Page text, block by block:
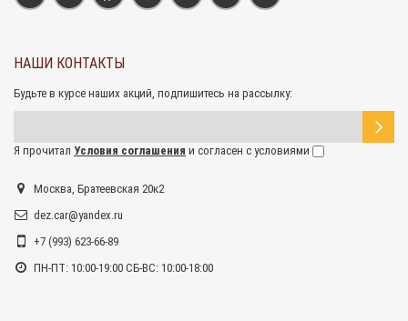
НАШИ КОНТАКТЫ
Будьте в курсе наших акций, подпишитесь на рассылку:
Я прочитал Условия соглашения и согласен с условиями
Москва, Братеевская 20к2
dez.car@yandex.ru
+7 (993) 623-66-89
ПН-ПТ: 10:00-19:00 СБ-ВС: 10:00-18:00